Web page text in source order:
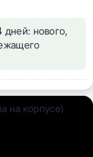
дней: нового,
на корпусе)